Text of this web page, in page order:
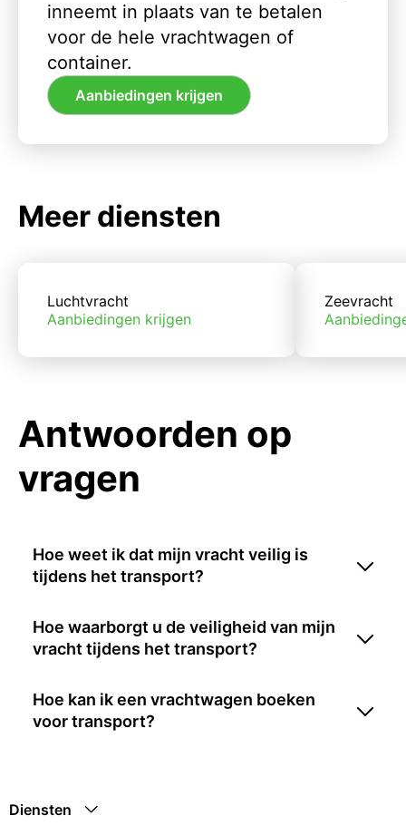
inneemt in plaats van te betalen
voor de hele vrachtwagen of
container.
Aanbiedingen krijgen
Meer diensten
Luchtvracht
Aanbiedingen krijgen
Zeevracht
Antwoorden op
vragen
Hoe weet ik dat mijn vracht veilig is
tijdens het transport?
Hoe waarborgt u de veiligheid van mijn
vracht tijdens het transport?
Hoe kan ik een vrachtwagen boeken
voor transport?
Diensten